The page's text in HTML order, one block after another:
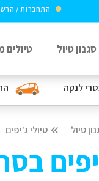
לנקה
התחברות /
סגנון טיול טיולים
טיול טיולי ג'יפים